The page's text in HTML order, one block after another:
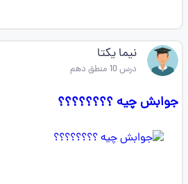
نیما یکتا
درس 10 منطق دهم
جوابش چیه ؟؟؟؟؟؟؟؟